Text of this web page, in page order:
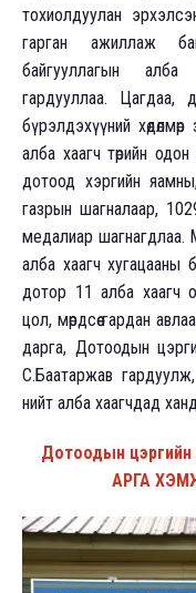
тохиолдуулан
гарган ажиллаж
байгууллагын
гардууллаа. Цагдаа,
бүрэлдэхүүний
алба хаагч төрийн
дотоод хэргийн
газрын шагналаар,
медалиар шагнагдлаа.
алба хаагч хугацааны
дотор 11 алба хаагч
цол, мөрдсөө гардан
дарга, Дотоодын
С.Баатаржав гардуулж,
нийт алба хаагчдад
Дотоодын
АРГА